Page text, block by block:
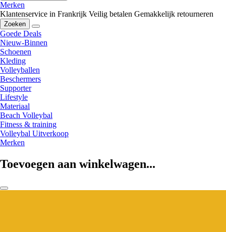
Merken
Klantenservice in Frankrijk Veilig betalen Gemakkelijk retourneren
Zoeken
Goede Deals
Nieuw-Binnen
Schoenen
Kleding
Volleyballen
Beschermers
Supporter
Lifestyle
Materiaal
Beach Volleybal
Fitness & training
Volleybal Uitverkoop
Merken
Toevoegen aan winkelwagen...